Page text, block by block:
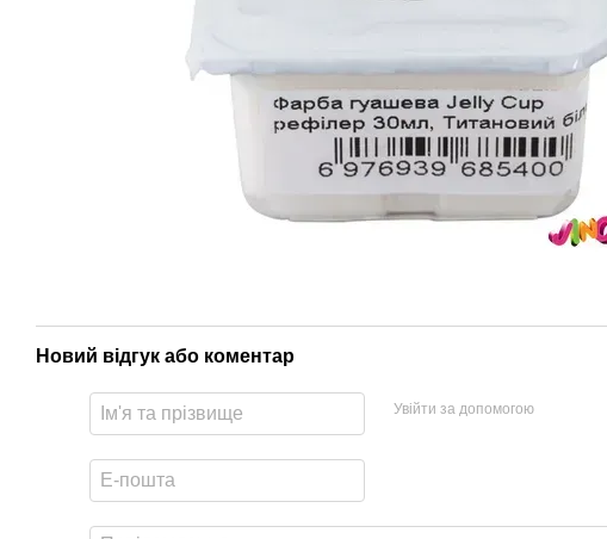
Новий відгук або коментар
Увійти за допомогою